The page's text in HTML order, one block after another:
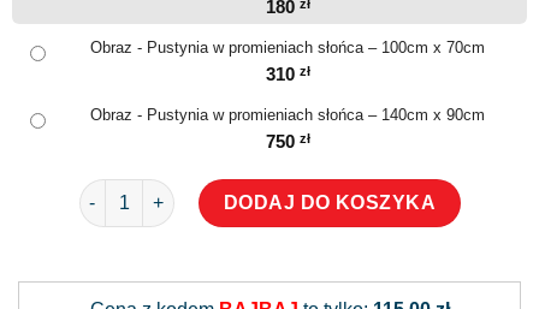
180 zł
Obraz - Pustynia w promieniach słońca – 100cm x 70cm
310 zł
Obraz - Pustynia w promieniach słońca – 140cm x 90cm
750 zł
ilość Obraz - Pustynia w promieniach słońca
DODAJ DO KOSZYKA